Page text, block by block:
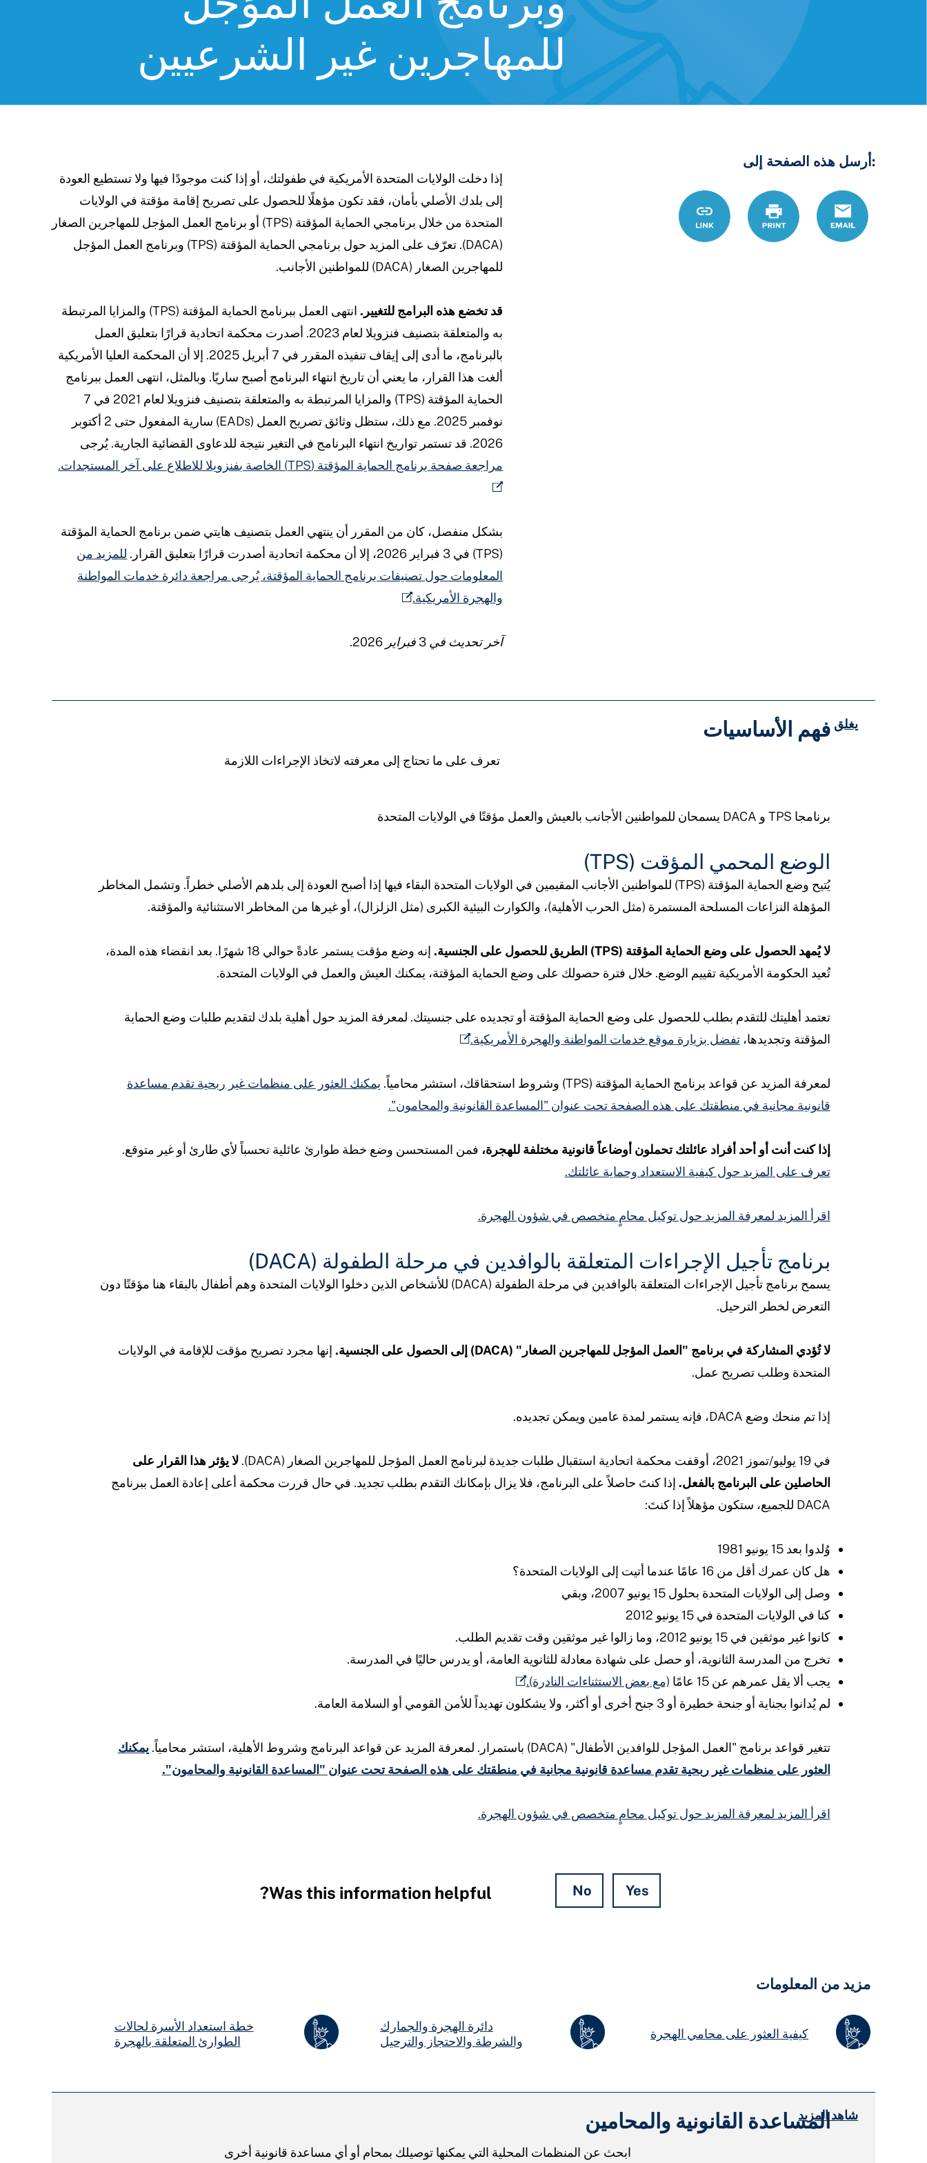
للمهاجرين غير الشرعيين
إذا دخلت الولايات المتحدة الأمريكية في طفولتك، أو إذا كنت موجودًا فيها ولا تستطيع العودة
إلى بلدك الأصلي بأمان، فقد تكون مؤهلًا للحصول على تصريح إقامة مؤقتة في الولايات
المتحدة من خلال برنامجي الحماية المؤقتة (TPS) أو برنامج العمل المؤجل للمهاجرين الصغار
(DACA). تعرّف على المزيد حول برنامجي الحماية المؤقتة (TPS) وبرنامج العمل المؤجل
للمهاجرين الصغار (DACA) للمواطنين الأجانب.
قد تخضع هذه البرامج للتغيير.
انتهى العمل ببرنامج الحماية المؤقتة (TPS) والمزايا المرتبطة
به والمتعلقة بتصنيف فنزويلا لعام 2023. أصدرت محكمة اتحادية قرارًا بتعليق العمل
بالبرنامج، ما أدى إلى إيقاف تنفيذه المقرر في 7 أبريل 2025. إلا أن المحكمة العليا الأمريكية
ألغت هذا القرار، ما يعني أن تاريخ انتهاء البرنامج أصبح ساريًا. وبالمثل، انتهى العمل ببرنامج
الحماية المؤقتة (TPS) والمزايا المرتبطة به والمتعلقة بتصنيف فنزويلا لعام 2021 في 7
نوفمبر 2025. مع ذلك، ستظل وثائق تصريح العمل (EADs) سارية المفعول حتى 2 أكتوبر
2026. قد تستمر تواريخ انتهاء البرنامج في التغير نتيجة للدعاوى القضائية الجارية. يُرجى
مراجعة صفحة برنامج الحماية المؤقتة (TPS) الخاصة بفنزويلا للاطلاع على آخر المستجدات.
بشكل منفصل، كان من المقرر أن ينتهي العمل بتصنيف هايتي ضمن برنامج الحماية المؤقتة
(TPS) في 3 فبراير 2026، إلا أن محكمة اتحادية أصدرت قرارًا بتعليق القرار.
للمزيد من
المعلومات حول تصنيفات برنامج الحماية المؤقتة، يُرجى مراجعة دائرة خدمات المواطنة
والهجرة الأمريكية.
آخر تحديث في 3 فبراير 2026.
:أرسل هذه الصفحة إلى
Email
Print
https://www.ohiolegalhelp.org/ar/topic/daca-
tps
Link
فهم الأساسيات
تعرف على ما تحتاج إلى معرفته لاتخاذ الإجراءات اللازمة
يغلق
برنامجا TPS و DACA يسمحان للمواطنين الأجانب بالعيش والعمل مؤقتًا في الولايات المتحدة
الوضع المحمي المؤقت (TPS)
يُتيح وضع الحماية المؤقتة (TPS) للمواطنين الأجانب المقيمين في الولايات المتحدة البقاء فيها إذا أصبح العودة إلى بلدهم الأصلي خطراً. وتشمل المخاطر
المؤهلة النزاعات المسلحة المستمرة (مثل الحرب الأهلية)، والكوارث البيئية الكبرى (مثل الزلزال)، أو غيرها من المخاطر الاستثنائية والمؤقتة.
لا يُمهد الحصول على وضع الحماية المؤقتة (TPS) الطريق للحصول على الجنسية.
إنه وضع مؤقت يستمر عادةً حوالي 18 شهرًا. بعد انقضاء هذه المدة،
تُعيد الحكومة الأمريكية تقييم الوضع. خلال فترة حصولك على وضع الحماية المؤقتة، يمكنك العيش والعمل في الولايات المتحدة.
تعتمد أهليتك للتقدم بطلب للحصول على وضع الحماية المؤقتة أو تجديده على جنسيتك. لمعرفة المزيد حول أهلية بلدك لتقديم طلبات وضع الحماية
المؤقتة وتجديدها،تفضل بزيارة موقع خدمات المواطنة والهجرة الأمريكية.
لمعرفة المزيد عن قواعد برنامج الحماية المؤقتة (TPS) وشروط استحقاقك، استشر محامياً.
يمكنك العثور على منظمات غير ربحية تقدم مساعدة
قانونية مجانية في منطقتك على هذه الصفحة تحت عنوان "المساعدة القانونية والمحامون".
إذا كنت أنت أو أحد أفراد عائلتك تحملون أوضاعاً قانونية مختلفة للهجرة، فمن المستحسن وضع خطة طوارئ عائلية تحسباً لأي طارئ أو غير متوقع.
تعرف على المزيد حول كيفية الاستعداد وحماية عائلتك.
اقرأ المزيد لمعرفة المزيد حول توكيل محامٍ متخصص في شؤون الهجرة.
برنامج تأجيل الإجراءات المتعلقة بالوافدين في مرحلة الطفولة (DACA)
يسمح برنامج تأجيل الإجراءات المتعلقة بالوافدين في مرحلة الطفولة (DACA) للأشخاص الذين دخلوا الولايات المتحدة وهم أطفال بالبقاء هنا مؤقتًا دون
التعرض لخطر الترحيل.
لا تُؤدي المشاركة في برنامج "العمل المؤجل للمهاجرين الصغار" (DACA) إلى الحصول على الجنسية.
إنها مجرد تصريح مؤقت للإقامة في الولايات
المتحدة وطلب تصريح عمل.
إذا تم منحك وضع DACA، فإنه يستمر لمدة عامين ويمكن تجديده.
في 19 يوليو/تموز 2021، أوقفت محكمة اتحادية استقبال طلبات جديدة لبرنامج العمل المؤجل للمهاجرين الصغار (DACA).
لا يؤثر هذا القرار على
الحاصلين على البرنامج بالفعل. إذا كنتَ حاصلاً على البرنامج، فلا يزال بإمكانك التقدم بطلب تجديد. في حال قررت محكمة أعلى إعادة العمل ببرنامج
DACA للجميع، ستكون مؤهلاً إذا كنتَ:
وُلدوا بعد 15 يونيو 1981
هل كان عمرك أقل من 16 عامًا عندما أتيت إلى الولايات المتحدة؟
وصل إلى الولايات المتحدة بحلول 15 يونيو 2007، وبقي
كنا في الولايات المتحدة في 15 يونيو 2012
كانوا غير موثقين في 15 يونيو 2012، وما زالوا غير موثقين وقت تقديم الطلب.
تخرج من المدرسة الثانوية، أو حصل على شهادة معادلة للثانوية العامة، أو يدرس حاليًا في المدرسة.
يجب ألا يقل عمرهم عن 15 عامًا
(مع بعض الاستثناءات النادرة).
لم يُدانوا بجناية أو جنحة خطيرة أو 3 جنح أخرى أو أكثر، ولا يشكلون تهديداً للأمن القومي أو السلامة العامة.
تتغير قواعد برنامج "العمل المؤجل للوافدين الأطفال" (DACA) باستمرار. لمعرفة المزيد عن قواعد البرنامج وشروط الأهلية، استشر محامياً.
يمكنك
العثور على منظمات غير ربحية تقدم مساعدة قانونية مجانية في منطقتك على هذه الصفحة تحت عنوان "المساعدة القانونية والمحامون".
اقرأ المزيد لمعرفة المزيد حول توكيل محامٍ متخصص في شؤون الهجرة.
Was this information helpful? Yes
No
مزيد من المعلومات
كيفية العثور على محامي الهجرة
دائرة الهجرة والجمارك
والشرطة والاحتجاز والترحيل
خطة استعداد الأسرة لحالات
الطوارئ المتعلقة بالهجرة
المساعدة القانونية والمحامين
ابحث عن المنظمات المحلية التي يمكنها توصيلك بمحام أو أي مساعدة قانونية أخرى
شاهد المزيد